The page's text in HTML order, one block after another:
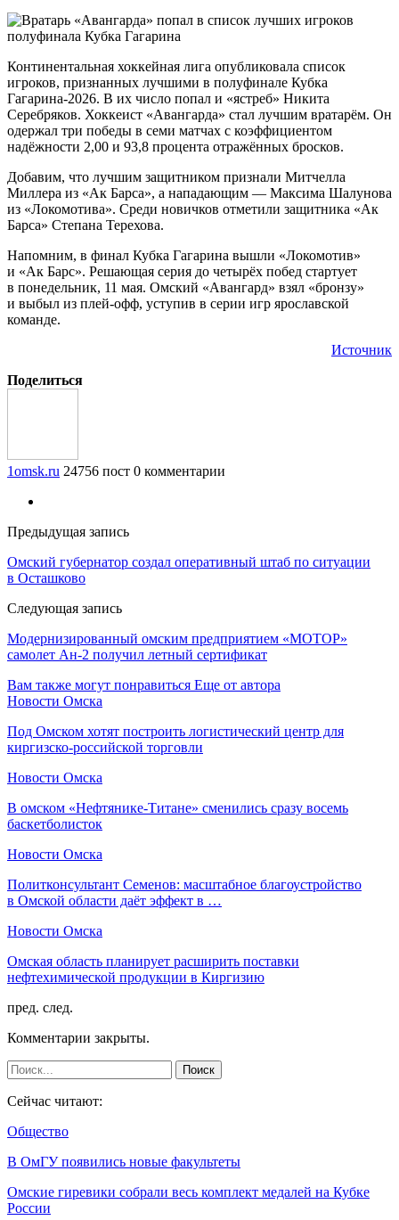
Континентальная хоккейная лига опубликовала список
игроков, признанных лучшими в полуфинале Кубка
Гагарина-2026. В их число попал и «ястреб» Никита
Серебряков. Хоккеист «Авангарда» стал лучшим вратарём. Он
одержал три победы в семи матчах с коэффициентом
надёжности 2,00 и 93,8 процента отражённых бросков.
Добавим, что лучшим защитником признали Митчелла
Миллера из «Ак Барса», а нападающим — Максима Шалунова
из «Локомотива». Среди новичков отметили защитника «Ак
Барса» Степана Терехова.
Напомним, в финал Кубка Гагарина вышли «Локомотив»
и «Ак Барс». Решающая серия до четырёх побед стартует
в понедельник, 11 мая. Омский «Авангард» взял «бронзу»
и выбыл из плей-офф, уступив в серии игр ярославской
команде.
Источник
Поделиться
1omsk.ru 24756 пост 0 комментарии
Предыдущая запись
Омский губернатор создал оперативный штаб по ситуации
в Осташково
Следующая запись
Модернизированный омским предприятием «МОТОР»
самолет Ан-2 получил летный сертификат
Вам также могут понравиться Еще от автора
Новости Омска
Под Омском хотят построить логистический центр для
киргизско-российской торговли
Новости Омска
В омском «Нефтянике-Титане» сменились сразу восемь
баскетболисток
Новости Омска
Политконсультант Семенов: масштабное благоустройство
в Омской области даёт эффект в …
Новости Омска
Омская область планирует расширить поставки
нефтехимической продукции в Киргизию
пред. след.
Комментарии закрыты.
Сейчас читают:
Общество
В ОмГУ появились новые факультеты
Омские гиревики собрали весь комплект медалей на Кубке
России